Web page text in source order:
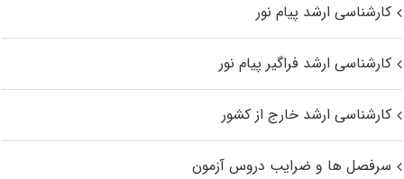
کارشناسی ارشد پیام نور
کارشناسی ارشد فراگیر پیام نور
کارشناسی ارشد خارج از کشور
سرفصل ها و ضرایب دروس آزمون